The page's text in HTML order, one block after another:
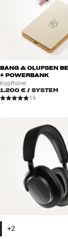
BANG & OLUFSEN
+ POWERBANK
Kopfhörer
1.200 € / SYSTEM
16